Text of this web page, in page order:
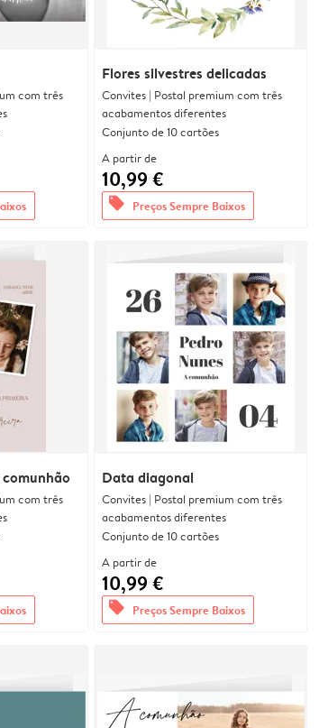
com três
Flores silvestres delicadas
Convites | Postal premium com três
acabamentos diferentes
Conjunto de 10 cartões
A partir de
10,99 €
offers Preços Sempre Baixos
com três
Data diagonal
Convites | Postal premium com três
acabamentos diferentes
Conjunto de 10 cartões
A partir de
10,99 €
offers Preços Sempre Baixos